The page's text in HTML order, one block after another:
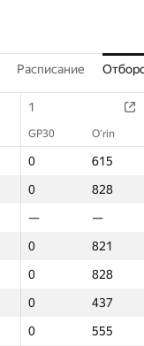
Расписание
1
GP30 O‘rin
0
615
0
828
—
—
0
821
0
828
0
437
0
555
1
GP30 O‘rin
0
615
0
828
—
—
0
821
0
828
0
437
0
555